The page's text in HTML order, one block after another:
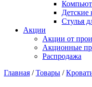
Детские
Стулья
Акции
Акции от
Акционные
Распродажа
Главная /Товары /